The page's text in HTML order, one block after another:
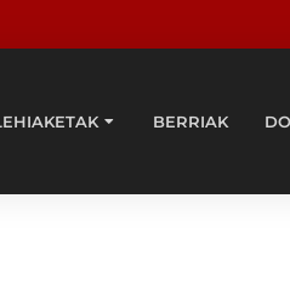
BERRIAK